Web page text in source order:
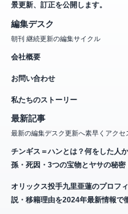
景更新、訂正を公開します。
編集デスク
朝刊 継続更新の編集サイクル
会社概要
お問い合わせ
私たちのストーリー
最新記事
最新の編集デスク更新へ素早くアクセ
チンギス＝ハンとは？何をした人
孫・死因・3つの宝物とヤサの秘密
オリックス投手九里亜蓮のプロフ
説・移籍理由を2024年最新情報で